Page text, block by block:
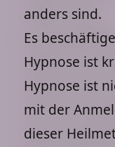
anders sind.
Es
Hypnose ist
Hypnose ist
mit der
dieser